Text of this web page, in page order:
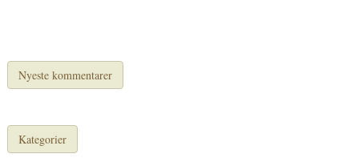
Nyeste kommentarer
Kategorier